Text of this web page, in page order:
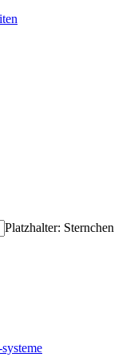
Platzhalter: